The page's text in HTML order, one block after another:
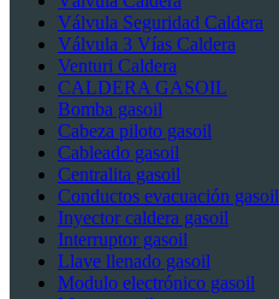
Válvula Seguridad Caldera
Válvula 3 Vías Caldera
Venturi Caldera
CALDERA GASOIL
Bomba gasoil
Cabeza piloto gasoil
Cableado gasoil
Centralita gasoil
Conductos evacuación gasoil
Inyector caldera gasoil
Interruptor gasoil
Llave llenado gasoil
Modulo electrónico gasoil